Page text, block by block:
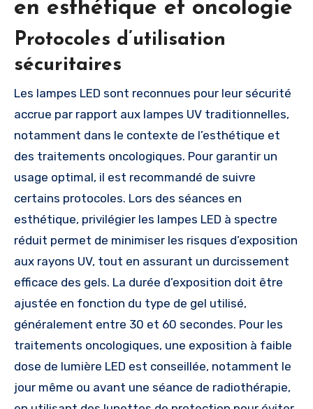
en esthétique et oncologie
Protocoles d’utilisation
sécuritaires
Les lampes LED sont reconnues pour leur sécurité
accrue par rapport aux lampes UV traditionnelles,
notamment dans le contexte de l’esthétique et
des traitements oncologiques. Pour garantir un
usage optimal, il est recommandé de suivre
certains protocoles. Lors des séances en
esthétique, privilégier les lampes LED à spectre
réduit permet de minimiser les risques d’exposition
aux rayons UV, tout en assurant un durcissement
efficace des gels. La durée d’exposition doit être
ajustée en fonction du type de gel utilisé,
généralement entre 30 et 60 secondes. Pour les
traitements oncologiques, une exposition à faible
dose de lumière LED est conseillée, notamment le
jour même ou avant une séance de radiothérapie,